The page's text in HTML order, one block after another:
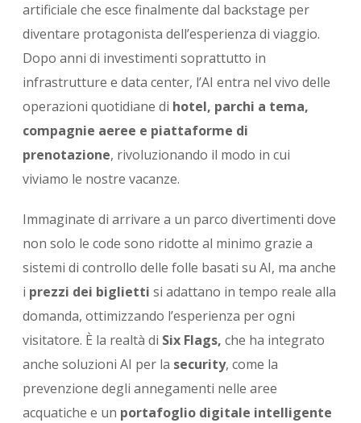
artificiale che esce finalmente dal backstage per
diventare protagonista dell’esperienza di viaggio.
Dopo anni di investimenti soprattutto in
infrastrutture e data center, l’AI entra nel vivo delle
operazioni quotidiane di hotel, parchi a tema,
compagnie aeree e piattaforme di
prenotazione, rivoluzionando il modo in cui
viviamo le nostre vacanze.
Immaginate di arrivare a un parco divertimenti dove
non solo le code sono ridotte al minimo grazie a
sistemi di controllo delle folle basati su AI, ma anche
i prezzi dei biglietti si adattano in tempo reale alla
domanda, ottimizzando l’esperienza per ogni
visitatore. È la realtà di Six Flags, che ha integrato
anche soluzioni AI per la security, come la
prevenzione degli annegamenti nelle aree
acquatiche e un portafoglio digitale intelligente